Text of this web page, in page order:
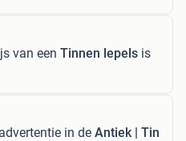
van een Tinnen lepels is
advertentie in de Antiek | Tin